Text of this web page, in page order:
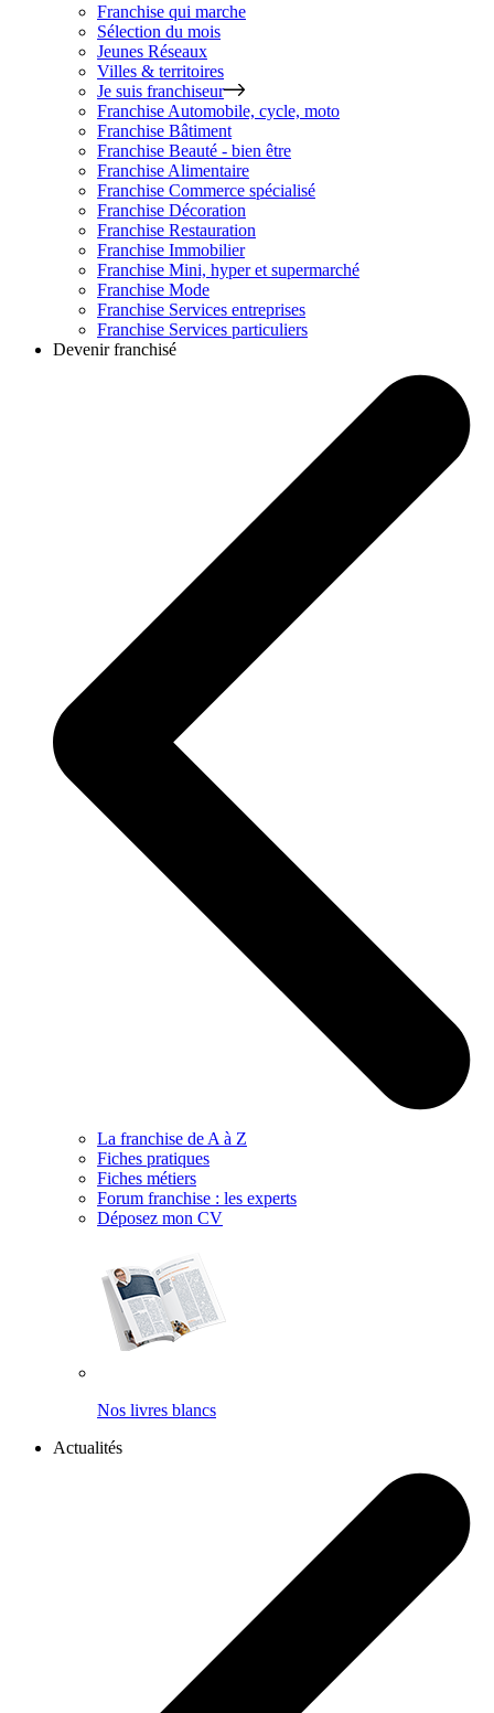
Franchise qui marche
Sélection du mois
Jeunes Réseaux
Villes & territoires
Je suis franchiseur
Franchise Automobile, cycle, moto
Franchise Bâtiment
Franchise Beauté - bien être
Franchise Alimentaire
Franchise Commerce spécialisé
Franchise Décoration
Franchise Restauration
Franchise Immobilier
Franchise Mini, hyper et supermarché
Franchise Mode
Franchise Services entreprises
Franchise Services particuliers
Devenir franchisé
La franchise de A à Z
Fiches pratiques
Fiches métiers
Forum franchise : les experts
Déposez mon CV
Nos livres blancs
Actualités